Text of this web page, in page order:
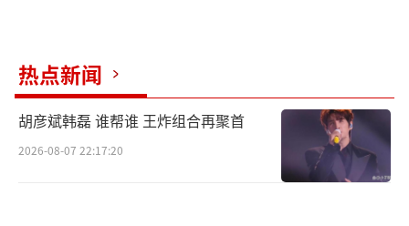
热点新闻
胡彦斌韩磊 谁帮谁 王炸组合再聚首
2026-08-07 22:17:20